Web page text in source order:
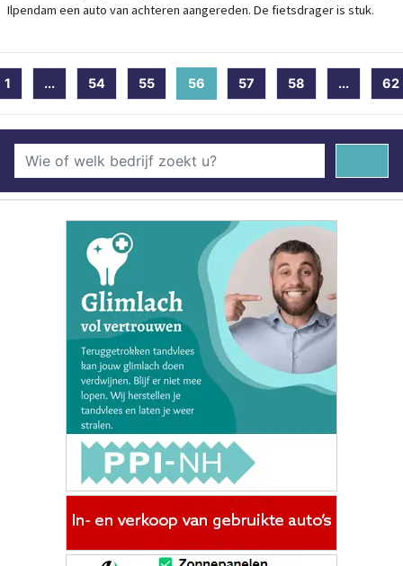
Ilpendam een auto van achteren aangereden. De fietsdrager is stuk.
1 ... 54 55 56 (current)
57 58 ... 62